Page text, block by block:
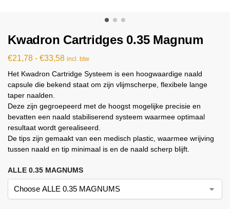
Kwadron Cartridges 0.35 Magnum
€21,78 - €33,58 incl. btw
Het Kwadron Cartridge Systeem is een hoogwaardige naald
capsule die bekend staat om zijn vlijmscherpe, flexibele lange
taper naalden.
Deze zijn gegroepeerd met de hoogst mogelijke precisie en
bevatten een naald stabiliserend systeem waarmee optimaal
resultaat wordt gerealiseerd.
De tips zijn gemaakt van een medisch plastic, waarmee wrijving
tussen naald en tip minimaal is en de naald scherp blijft.
ALLE 0.35 MAGNUMS